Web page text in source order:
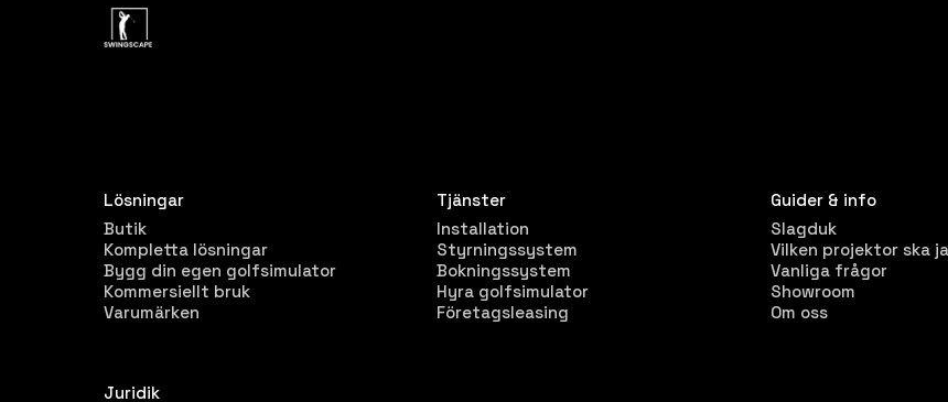
Lösningar
Butik
Kompletta lösningar
Bygg din egen golfsimulator
Kommersiellt bruk
Varumärken
Tjänster
Installation
Styrningssystem
Bokningssystem
Hyra golfsimulator
Företagsleasing
Guider & info
Slagduk
Vilken projektor ska
Vanliga frågor
Showroom
Om oss
Juridik